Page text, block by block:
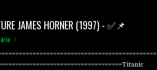
JAMES HORNER (1997) - ✅📌